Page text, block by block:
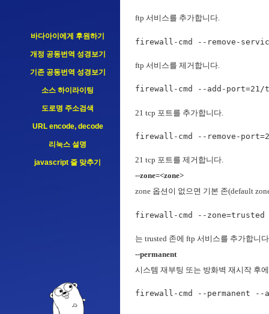
바다아이에게 후원하기
개정 공동번역 성경보기
기존 공동번역 성경보기
소스 하이라이팅
도로명 주소검색
URL encode, decode
리눅스 설명
javascript 줄 맞추기
ftp 서비스를 추가합니다.
firewall-cmd --remove-
ftp 서비스를 제거합니다.
firewall-cmd --add-port=21/
21 tcp 포트를 추가합니다.
firewall-cmd --remove-
21 tcp 포트를 제거합니다.
--zone=<zone>
zone 옵션이 없으면 기본 존(default
firewall-cmd --
는 trusted 존에 ftp 서비스를 추가합니
--permanent
시스템 재부팅 또는 방화벽 재시작 후
firewall-cmd --permanent --